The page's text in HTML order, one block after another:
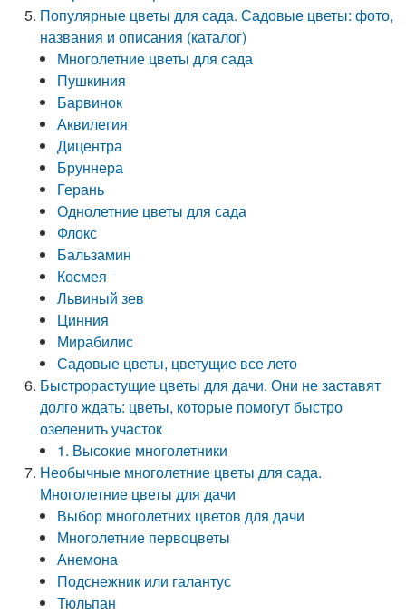
Популярные цветы для сада. Садовые цветы: фото,
названия и описания (каталог)
Многолетние цветы для сада
Пушкиния
Барвинок
Аквилегия
Дицентра
Бруннера
Герань
Однолетние цветы для сада
Флокс
Бальзамин
Космея
Львиный зев
Цинния
Мирабилис
Садовые цветы, цветущие все лето
Быстрорастущие цветы для дачи. Они не заставят
долго ждать: цветы, которые помогут быстро
озеленить участок
1. Высокие многолетники
Необычные многолетние цветы для сада.
Многолетние цветы для дачи
Выбор многолетних цветов для дачи
Многолетние первоцветы
Анемона
Подснежник или галантус
Тюльпан